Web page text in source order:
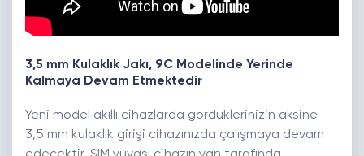
3,5 mm Kulaklık Jakı, 9C Modelinde Yerinde
Kalmaya Devam Etmektedir
Yeni model akıllı cihazlarda gördüklerinizin aksine
3,5 mm kulaklık girişi cihazınızda çalışmaya devam